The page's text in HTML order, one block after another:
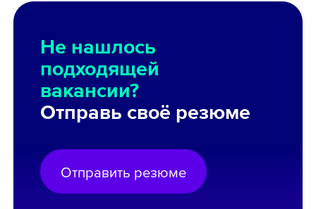
Не нашлось
подходящей
вакансии?
Отправь своё резюме
Отправить резюме